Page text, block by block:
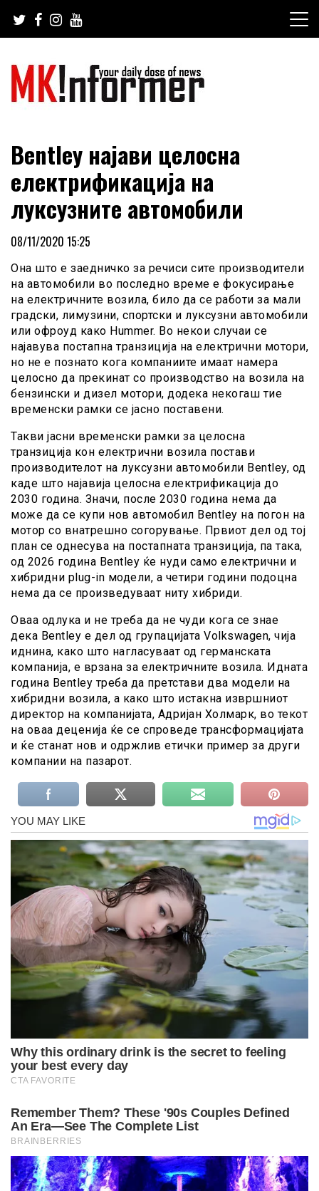
content
MKinformer
Bentley најави целосна
електрификација на
луксузните автомобили
08/11/2020 15:25
Она што е заедничко за речиси сите производители
на автомобили во последно време е фокусирање
на електричните возила, било да се работи за мали
градски, лимузини, спортски и луксузни автомобили
или офроуд како Hummer. Во некои случаи се
најавува постапна транзиција на електрични мотори,
но не е познато кога компаниите имаат намера
целосно да прекинат со производство на возила на
бензински и дизел мотори, додека некогаш тие
временски рамки се јасно поставени.
Такви јасни временски рамки за целосна
транзиција кон електрични возила постави
производителот на луксузни автомобили Bentley, од
каде што најавија целосна електрификација до
2030 година. Значи, после 2030 година нема да
може да се купи нов автомобил Bentley на погон на
мотор со внатрешно согорување. Првиот дел од тој
план се однесува на постапната транзиција, па така,
од 2026 година Bentley ќе нуди само електрични и
хибридни plug-in модели, а четири години подоцна
нема да се произведуваат ниту хибриди.
Оваа одлука и не треба да не чуди кога се знае
дека Bentley е дел од групацијата Volkswagen, чија
иднина, како што нагласуваат од германската
компанија, е врзана за електричните возила. Иднaта
година Bentley треба да претстави два модели на
хибридни возила, а како што истакна извршниот
директор на компанијата, Адријан Холмарк, во текот
на оваа деценија ќе се спроведе трансформацијата
и ќе станат нов и одржлив етички пример за други
компании на пазарот.